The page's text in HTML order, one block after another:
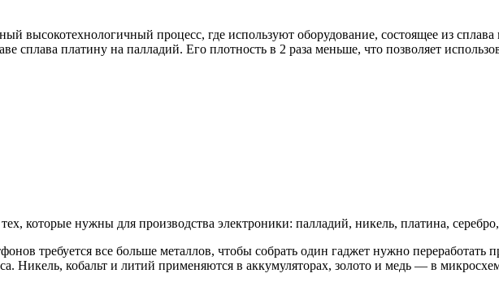
высокотехнологичный процесс, где используют оборудование, состоящее из
сплава платину на палладий. Его плотность в 2 раза меньше, что позволяет
которые нужны для производства электроники: палладий, никель, платина, серебро,
требуется все больше металлов, чтобы собрать один гаджет нужно
Никель, кобальт и литий применяются в аккумуляторах, золото и медь — в